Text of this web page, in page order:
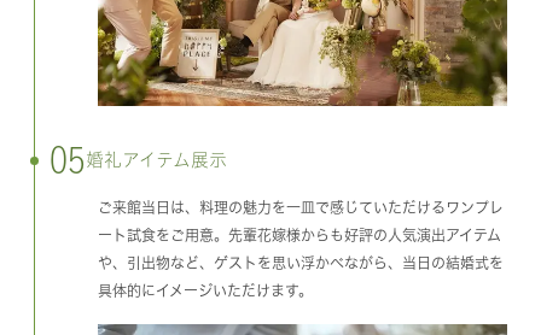
05 婚礼アイテム展示
ご来館当日は、料理の魅力を一皿で感じていただけるワンプレ
ート試食をご用意。先輩花嫁様からも好評の人気演出アイテム
や、引出物など、ゲストを思い浮かべながら、当日の結婚式を
具体的にイメージいただけます。